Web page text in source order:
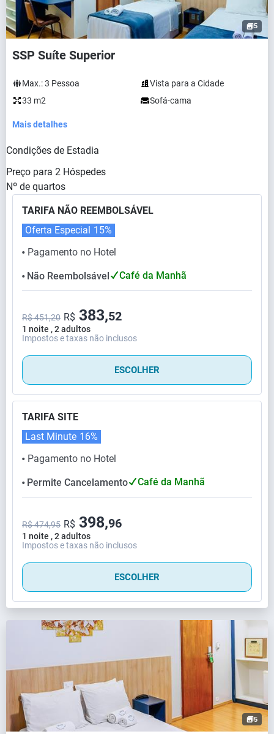
5
SSP Suíte Superior
Max.:3 Pessoa
Vista para a Cidade
33 m2
Sofá-cama
Mais detalhes
Condições de Estadia
Preço para 2 Hóspedes
Nº de quartos
TARIFA NÃO REEMBOLSÁVEL
⬤ Pagamento no Hotel
Oferta Especial 15%
⬤ Não Reembolsável Café da Manhã
1 noite , 2 adultos
R$ 451,20 R$ 383,52
Impostos e taxas não inclusos
ESCOLHER
TARIFA SITE
⬤ Pagamento no Hotel
Last Minute 16%
⬤ Permite Cancelamento Café da Manhã
1 noite , 2 adultos
R$ 474,95 R$ 398,96
Impostos e taxas não inclusos
ESCOLHER
5